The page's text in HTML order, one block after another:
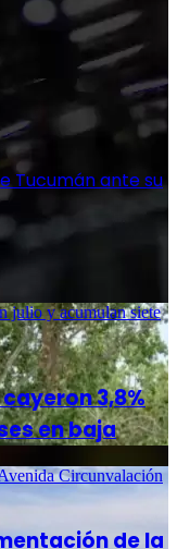
Tucumán ante su
julio y acumulan siete
3,8%
en baja
Circunvalación
de la